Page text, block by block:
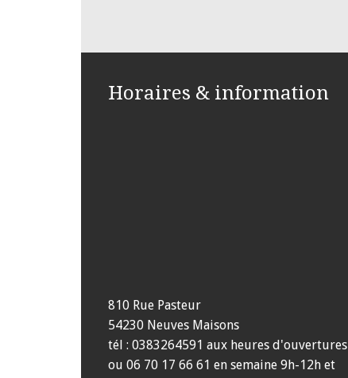
Horaires & information
810 Rue Pasteur
54230 Neuves Maisons
tél : 0383264591 aux heures d'ouvertures
ou 06 70 17 66 61 en semaine 9h-12h et